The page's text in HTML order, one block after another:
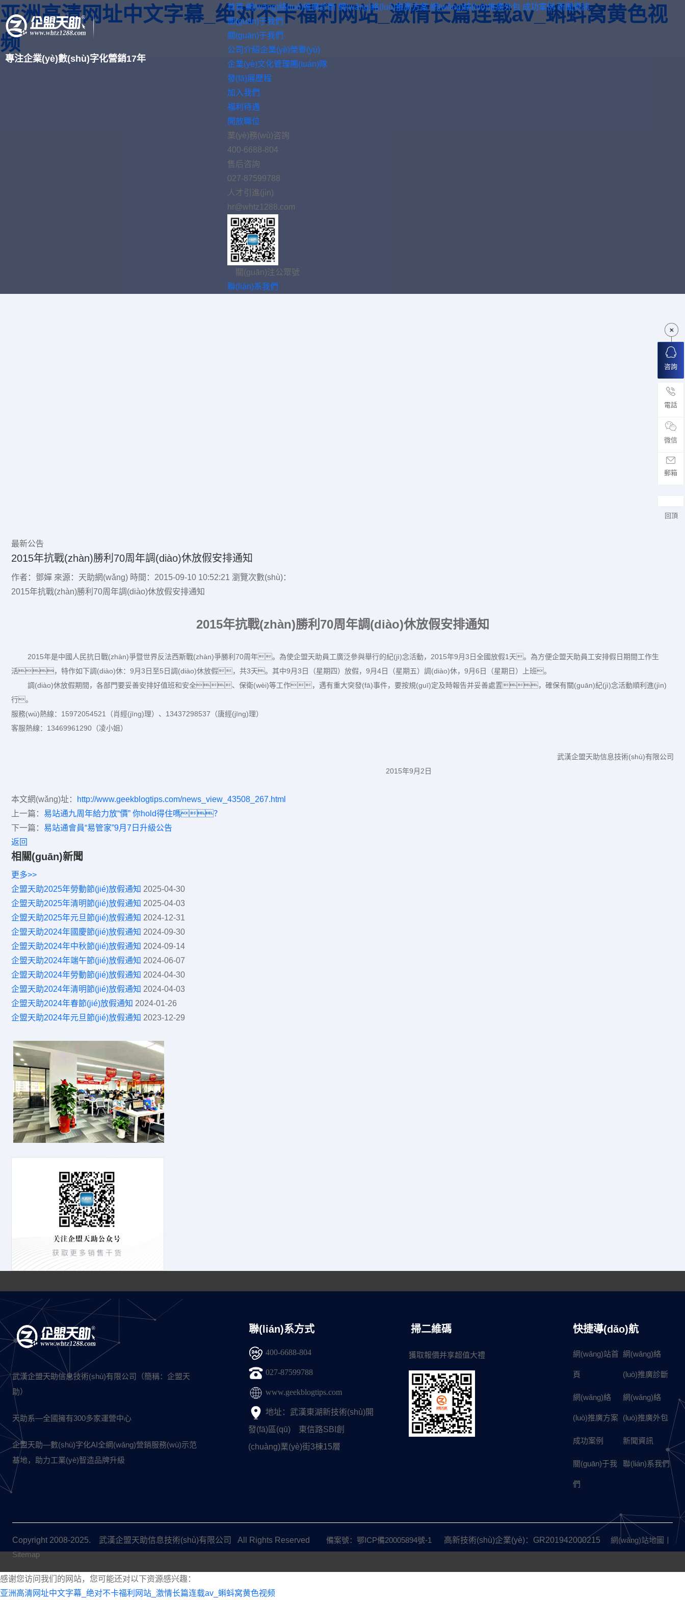
亚洲高清网址中文字幕_绝对不卡福利网站_激情长篇连载av_蝌蚪窝黄色视
频
專注企業(yè)數(shù)字化營銷17年
首頁 網(wǎng)絡(luò)推廣診斷 網(wǎng)絡(luò)推廣方案 網(wǎng)絡(luò)推廣外包 成功案例 新聞資訊
關(guān)于我們
關(guān)于我們
公司介紹企業(yè)榮譽(yù)
企業(yè)文化管理團(tuán)隊
發(fā)展歷程
加入我們
福利待遇
開放職位
業(yè)務(wù)咨詢
400-6688-804
售后咨詢
027-87599788
人才引進(jìn)
hr@whtz1288.com
關(guān)注公眾號
聯(lián)系我們
最新公告
2015年抗戰(zhàn)勝利70周年調(diào)休放假安排通知
作者：鄧嬋 來源：天助網(wǎng) 時間：2015-09-10 10:52:21 瀏覽次數(shù)：
2015年抗戰(zhàn)勝利70周年調(diào)休放假安排通知
2015年抗戰(zhàn)勝利 70周年調(diào)休放假安排通知
2015年是中國人民抗日戰(zhàn)爭暨世界反法西斯戰(zhàn)爭勝利70周年。為使企盟天助員工廣泛參與舉行的紀(jì)念活動，2015年9月3日全國放假1天。為方便企盟天助員工安排假日期間工作生
活，特作如下調(diào)休：9月3日至5日調(diào)休放假，共3天。其中9月3日（星期四）放假，9月4日（星期五）調(diào)休，9月6日（星期日）上班。
調(diào)休放假期間，各部門要妥善安排好值班和安全、保衛(wèi)等工作，遇有重大突發(fā)事件，要按規(guī)定及時報告并妥善處置，確保有關(guān)紀(jì)念活動順利進(jìn)
行。
服務(wù)熱線：15972054521（肖經(jīng)理）、13437298537（唐經(jīng)理）
客服熱線：13469961290（凌小姐）
武漢企盟天助信息技術(shù)有限公司
2015年9月2日
本文網(wǎng)址：
http://www.geekblogtips.com/news_view_43508_267.html
上一篇： 易站通九周年給力放“價” 你hold得住嗎？
下一篇： 易站通會員“易管家”9月7日升級公告
返回
相關(guān)新聞
更多>>
企盟天助2025年勞動節(jié)放假通知 2025-04-30
企盟天助2025年清明節(jié)放假通知 2025-04-03
企盟天助2025年元旦節(jié)放假通知 2024-12-31
企盟天助2024年國慶節(jié)放假通知 2024-09-30
企盟天助2024年中秋節(jié)放假通知 2024-09-14
企盟天助2024年端午節(jié)放假通知 2024-06-07
企盟天助2024年勞動節(jié)放假通知 2024-04-30
企盟天助2024年清明節(jié)放假通知 2024-04-03
企盟天助2024年春節(jié)放假通知 2024-01-26
企盟天助2024年元旦節(jié)放假通知 2023-12-29
武漢企盟天助信息技術(shù)有限公司（簡稱：企盟天
助）
天助系—全國擁有300多家運營中心
企盟天助—數(shù)字化AI全網(wǎng)營銷服務(wù)示范
基地，助力工業(yè)智造品牌升級
聯(lián)系方式
400-6688-804
027-87599788
www.geekblogtips.com
地址：武漢東湖新技術(shù)開
發(fā)區(qū) 東信路SBI創
(chuàng)業(yè)街3棟15層
掃二維碼
獲取報價并享超值大禮
快捷導(dǎo)航
網(wǎng)站首
頁
網(wǎng)絡
(luò)推廣診斷
網(wǎng)絡
(luò)推廣方案
網(wǎng)絡
(luò)推廣外包
成功案例 新聞資訊
關(guān)于我
們
聯(lián)系我們
Copyright 2008-2025. 武漢企盟天助信息技術(shù)有限公司 All Rights Reserved 備案號：鄂ICP備20005894號-1 高新技術(shù)企業(yè)：GR201942000215 網(wǎng)站地圖丨
Sitemap
咨詢
電話
微信
郵箱
回頂
感谢您访问我们的网站，您可能还对以下资源感兴趣：
亚洲高清网址中文字幕_绝对不卡福利网站_激情长篇连载av_蝌蚪窝黄色视频